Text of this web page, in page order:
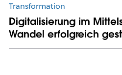
Transformation
Digitalisierung im
Wandel erfolgreich